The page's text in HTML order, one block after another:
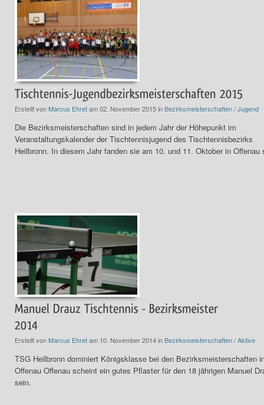
Erstellt vonMarcus Ehretam 02. November 2015 inBezirksmeisterschaften / Jugend
Die Bezirksmeisterschaften sind in jedem Jahr der Höhepunkt im
Veranstaltungskalender der Tischtennisjugend des Tischtennisbezirks
Heilbronn. In diesem Jahr fanden sie am 10. und 11. Oktober in Offenau
Erstellt vonMarcus Ehretam 10. November 2014 inBezirksmeisterschaften / Aktive
TSG Heilbronn dominiert Königsklasse bei den Bezirksmeisterschaften
Offenau Offenau scheint ein gutes Pflaster für den 18 jährigen Manuel
sein.